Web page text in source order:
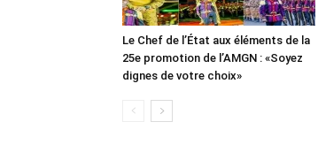
Le Chef de l’État aux éléments de la
25e promotion de l’AMGN : «Soyez
dignes de votre choix»